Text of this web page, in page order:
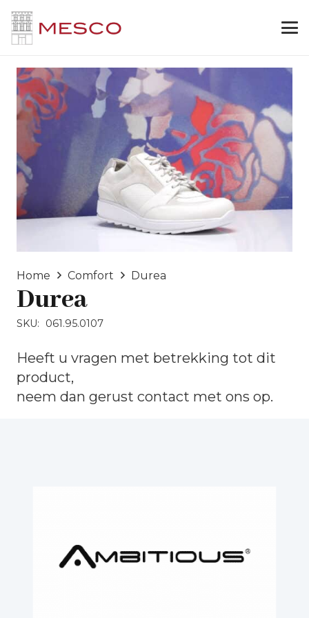
Home Comfort Durea
Durea
SKU: 061.95.0107
Heeft u vragen met betrekking tot dit
product,
neem dan gerust contact met ons op.